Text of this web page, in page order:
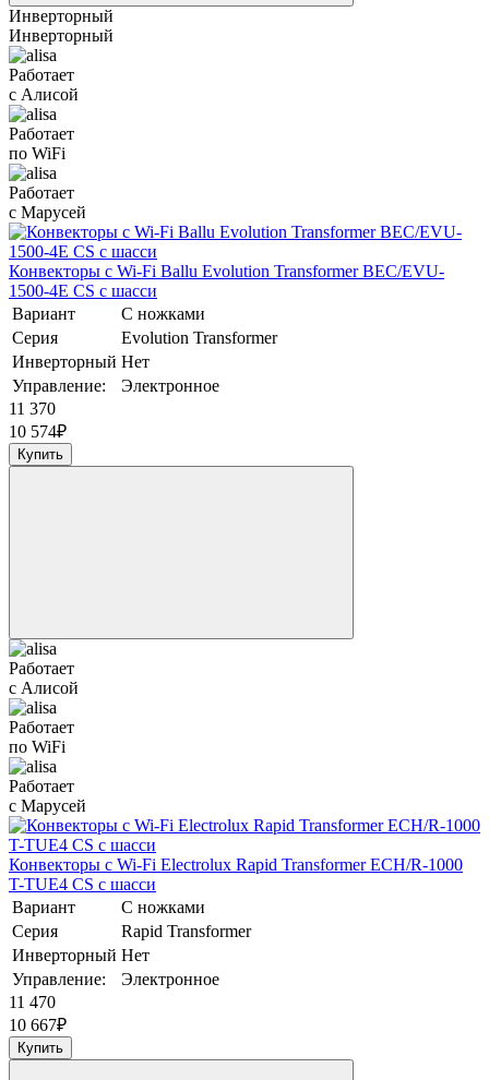
Инверторный
Инверторный
Работает
с Алисой
Работает
по WiFi
Работает
с Марусей
Конвекторы с Wi-Fi Ballu Evolution Transformer BEC/EVU-
1500-4E CS с шасси
Вариант
С ножками
Серия
Evolution Transformer
Инверторный Нет
Управление:
Электронное
11 370
10 574₽
Купить
Работает
с Алисой
Работает
по WiFi
Работает
с Марусей
Конвекторы с Wi-Fi Electrolux Rapid Transformer ECH/R-1000
T-TUE4 CS с шасси
Вариант
С ножками
Серия
Rapid Transformer
Инверторный Нет
Управление:
Электронное
11 470
10 667₽
Купить